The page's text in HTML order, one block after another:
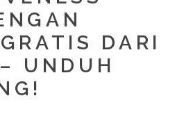
DARI
UNDUH